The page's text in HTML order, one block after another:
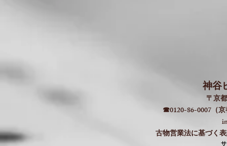
神谷
〒京
☎0120-86-0007（
古物営業法に基づく